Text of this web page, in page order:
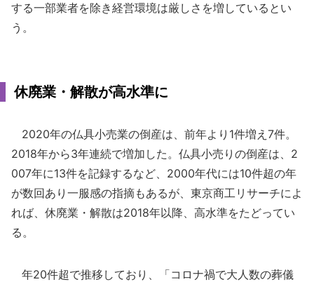
する一部業者を除き経営環境は厳しさを増しているとい
う。
休廃業・解散が高水準に
2020年の仏具小売業の倒産は、前年より1件増え7件。
2018年から3年連続で増加した。仏具小売りの倒産は、2
007年に13件を記録するなど、2000年代には10件超の年
が数回あり一服感の指摘もあるが、東京商工リサーチによ
れば、休廃業・解散は2018年以降、高水準をたどってい
る。
年20件超で推移しており、「コロナ禍で大人数の葬儀